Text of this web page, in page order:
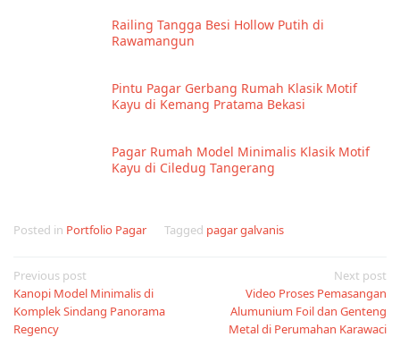
Railing Tangga Besi Hollow Putih di
Rawamangun
Pintu Pagar Gerbang Rumah Klasik Motif
Kayu di Kemang Pratama Bekasi
Pagar Rumah Model Minimalis Klasik Motif
Kayu di Ciledug Tangerang
Posted in Portfolio Pagar Tagged pagar galvanis
Post
navigation
Previous post
Kanopi Model Minimalis di
Komplek Sindang Panorama
Regency
Next post
Video Proses Pemasangan
Alumunium Foil dan Genteng
Metal di Perumahan Karawaci